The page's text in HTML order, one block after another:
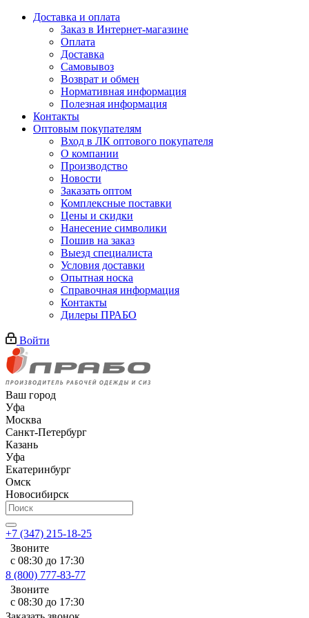
Доставка и оплата
Заказ в Интернет-магазине
Оплата
Доставка
Самовывоз
Возврат и обмен
Нормативная информация
Полезная информация
Контакты
Оптовым покупателям
Вход в ЛК оптового покупателя
О компании
Производство
Новости
Заказать оптом
Комплексные поставки
Цены и скидки
Нанесение символики
Пошив на заказ
Выезд специалиста
Условия доставки
Опытная носка
Справочная информация
Контакты
Дилеры ПРАБО
Войти
Ваш город
Уфа
Москва
Санкт-Петербург
Казань
Уфа
Екатеринбург
Омск
Новосибирск
+7 (347) 215-18-25
Звоните
с 08:30 до 17:30
8 (800) 777-83-77
Звоните
с 08:30 до 17:30